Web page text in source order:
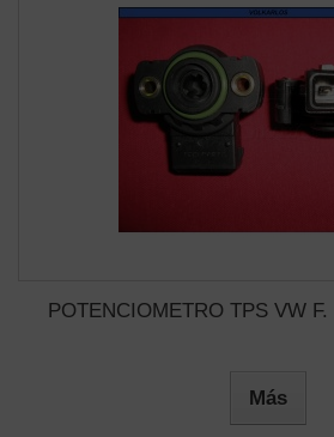
POTENCIOMETRO TPS VW
Más